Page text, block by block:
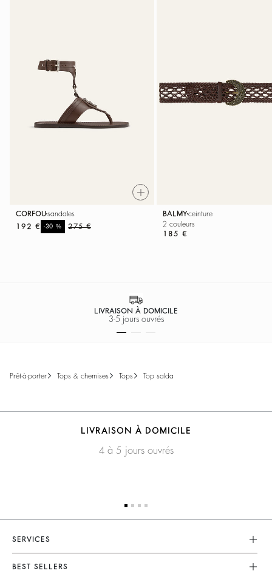
CORFOUsandales
275 €
-30%
192 €
BALMYceinture
2 couleurs
185 €
PAIEMENT SÉCURISÉ
Facilité de paiement
prêt-à-porter tops & chemises tops top salda
LIVRAISON À DOMICILE
4 à 5 jours ouvrés
SERVICES
Service Client
BEST SELLERS